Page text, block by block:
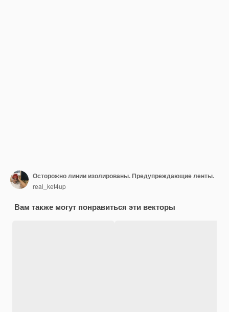
Осторожно линии изолированы. Предупреждающие ленты.
real_ket4up
Вам также могут понравиться эти векторы